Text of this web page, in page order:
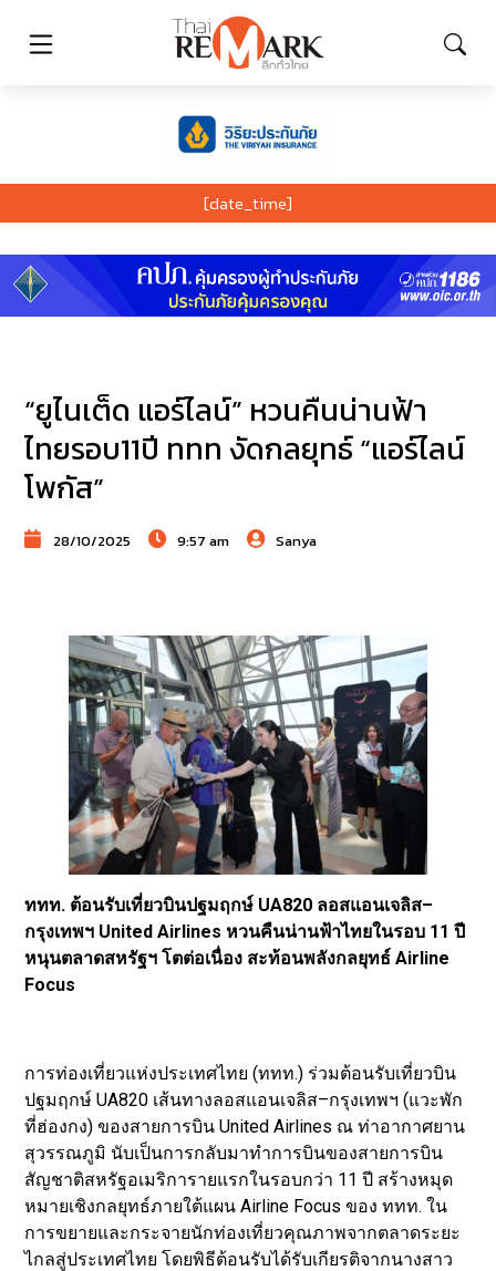
[date_time]
“ยูไนเต็ด แอร์ไลน์” หวนคืนน่านฟ้า
ไทยรอบ11ปี ททท งัดกลยุทธ์ “แอร์ไลน์
โพกัส”
28/10/2025 9:57 am Sanya
ททท. ต้อนรับเที่ยวบินปฐมฤกษ์ UA820 ลอสแอนเจลิส–
กรุงเทพฯ United Airlines หวนคืนน่านฟ้าไทยในรอบ 11 ปี
หนุนตลาดสหรัฐฯ โตต่อเนื่อง สะท้อนพลังกลยุทธ์ Airline
Focus
การท่องเที่ยวแห่งประเทศไทย (ททท.) ร่วมต้อนรับเที่ยวบิน
ปฐมฤกษ์ UA820 เส้นทางลอสแอนเจลิส–กรุงเทพฯ (แวะพัก
ที่ฮ่องกง) ของสายการบิน United Airlines ณ ท่าอากาศยาน
สุวรรณภูมิ นับเป็นการกลับมาทำการบินของสายการบิน
สัญชาติสหรัฐอเมริการายแรกในรอบกว่า 11 ปี สร้างหมุด
หมายเชิงกลยุทธ์ภายใต้แผน Airline Focus ของ ททท. ใน
การขยายและกระจายนักท่องเที่ยวคุณภาพจากตลาดระยะ
ไกลสู่ประเทศไทย โดยพิธีต้อนรับได้รับเกียรติจากนางสาว